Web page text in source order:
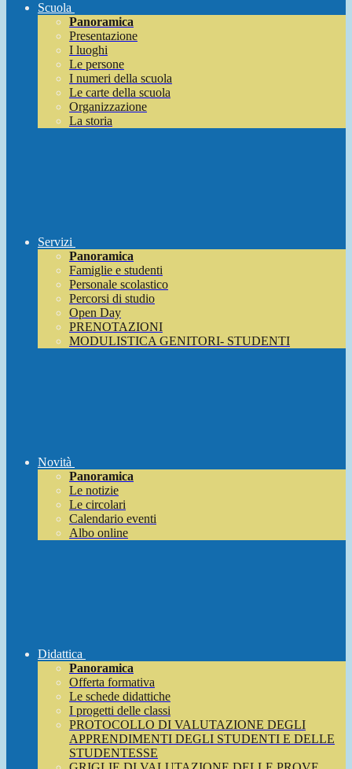
Scuola
Panoramica
Presentazione
I luoghi
Le persone
I numeri della scuola
Le carte della scuola
Organizzazione
La storia
Servizi
Panoramica
Famiglie e studenti
Personale scolastico
Percorsi di studio
Open Day
PRENOTAZIONI
MODULISTICA GENITORI- STUDENTI
Novità
Panoramica
Le notizie
Le circolari
Calendario eventi
Albo online
Didattica
Panoramica
Offerta formativa
Le schede didattiche
I progetti delle classi
PROTOCOLLO DI VALUTAZIONE DEGLI
APPRENDIMENTI DEGLI STUDENTI E DELLE
STUDENTESSE